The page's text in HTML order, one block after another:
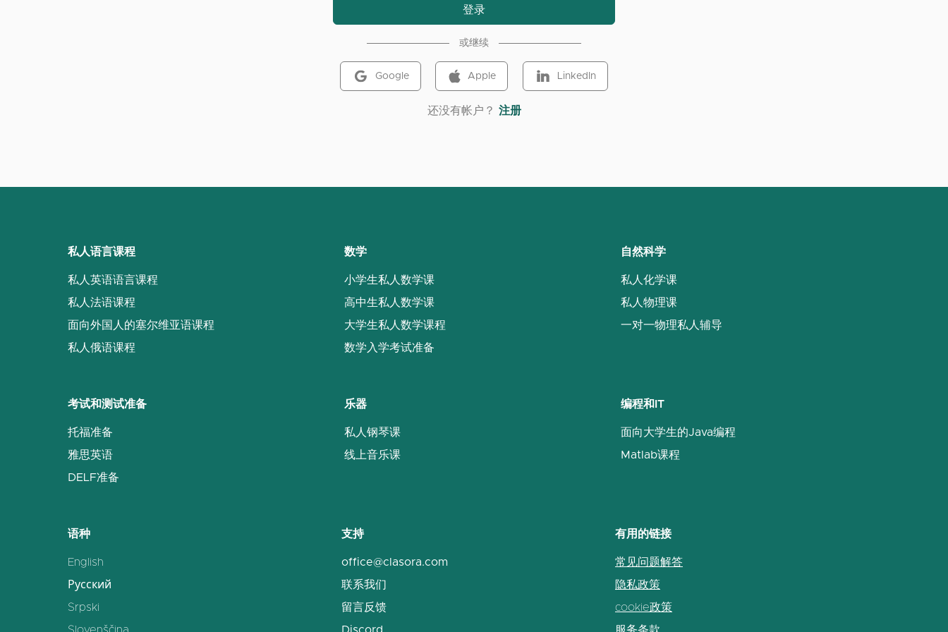
登录
或继续
Google Apple LinkedIn
‌还没有帐户？ 注册
私人语言课程
私人英语语言课程
私人法语课程
面向外国人的塞尔维亚语课程
私人俄语课程
数学
小学生私人数学课
高中生私人数学课
大学生私人数学课程
数学入学考试准备
自然科学
私人化学课
私人物理课
一对一物理私人辅导
考试和测试准备
托福准备
雅思英语
DELF准备
乐器
私人钢琴课
线上音乐课
编程和IT
面向大学生的Java编程
Matlab课程
语种
English
Русский
Srpski
支持
office@clasora.com
联系我们
留言反馈
有用的链接
常见问题解答
隐私政策
cookie政策